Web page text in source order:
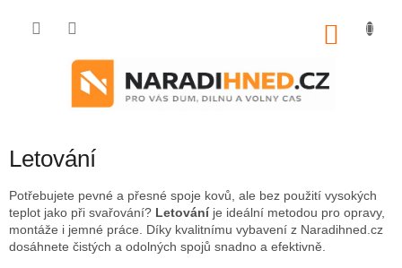
Letování
Potřebujete pevné a přesné spoje kovů, ale bez použití vysokých
teplot jako při svařování? Letováníje ideální metodou pro opravy,
montáže i jemné práce. Díky kvalitnímu vybavení z Naradihned.cz
dosáhnete čistých a odolných spojů snadno a efektivně.